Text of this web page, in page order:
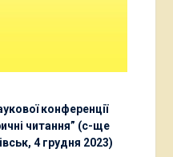
конференції
читання” (с-ще
4 грудня 2023)